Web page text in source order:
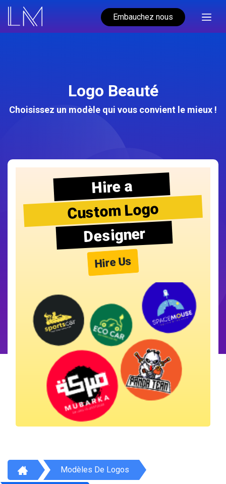
Embauchez nous
Logo Beauté
Choisissez un modèle qui vous convient le mieux !
Hire a
Custom Logo
Designer
Hire Us
Modèles De Logos